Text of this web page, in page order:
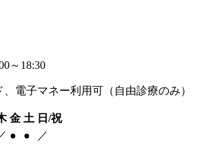
～18:30
電子マネー利用可（自由診療のみ）
金 土 日/祝
● ●
／